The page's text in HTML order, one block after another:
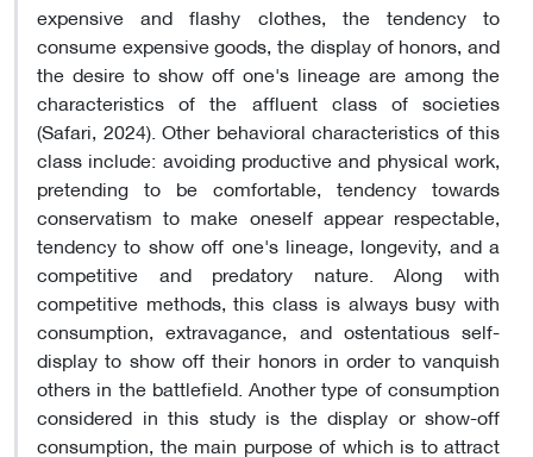
expensive and flashy clothes, the tendency to
consume expensive goods, the display of honors, and
the desire to show off one's lineage are among the
characteristics of the affluent class of societies
(Safari, 2024). Other behavioral characteristics of this
class include: avoiding productive and physical work,
pretending to be comfortable, tendency towards
conservatism to make oneself appear respectable,
tendency to show off one's lineage, longevity, and a
competitive and predatory nature. Along with
competitive methods, this class is always busy with
consumption, extravagance, and ostentatious self-
display to show off their honors in order to vanquish
others in the battlefield. Another type of consumption
considered in this study is the display or show-off
consumption, the main purpose of which is to attract